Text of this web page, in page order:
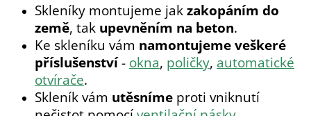
Skleníky montujeme jak zakopáním do
země, tak upevněním na beton.
Ke skleníku vám namontujeme veškeré
příslušenství- okna, poličky, automatické
otvírače.
Skleník vám utěsníme proti vniknutí